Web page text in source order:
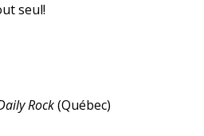
seul!
Rock(Québec)